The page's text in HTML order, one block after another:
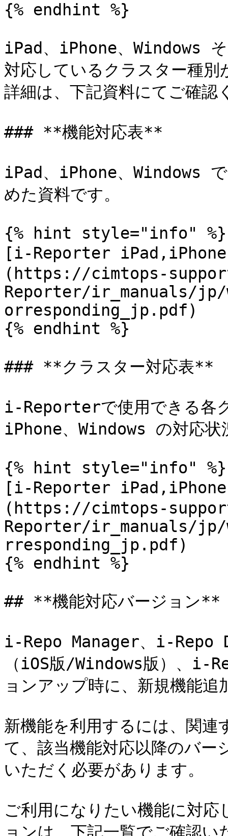
{% endhint %}
iPad、iPhone、Windows そ
対応しているクラスター種
詳細は、下記資料にてご確認
### **機能対応表**
iPad、iPhone、Windows で
めた資料です。
{% hint style="info" %}
[i-Reporter
(https://cimtops-
Reporter/ir_manuals/jp/
orresponding_jp.pdf)
{% endhint %}
### **クラスター対応表**
i-Reporterで使用できる各
iPhone、Windows の対応状
{% hint style="info" %}
[i-Reporter
(https://cimtops-
Reporter/ir_manuals/jp/
rresponding_jp.pdf)
{% endhint %}
## **機能対応バージョン**
i-Repo Manager、i-Repo
（iOS版/Windows版）、i-
ョンアップ時に、新規機能
新機能を利用するには、関
て、該当機能対応以降のバ
いただく必要があります。
ご利用になりたい機能に対
ョンは、下記一覧でご確認い